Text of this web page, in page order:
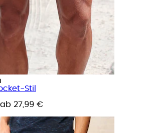
Stil
ab 27,99 €